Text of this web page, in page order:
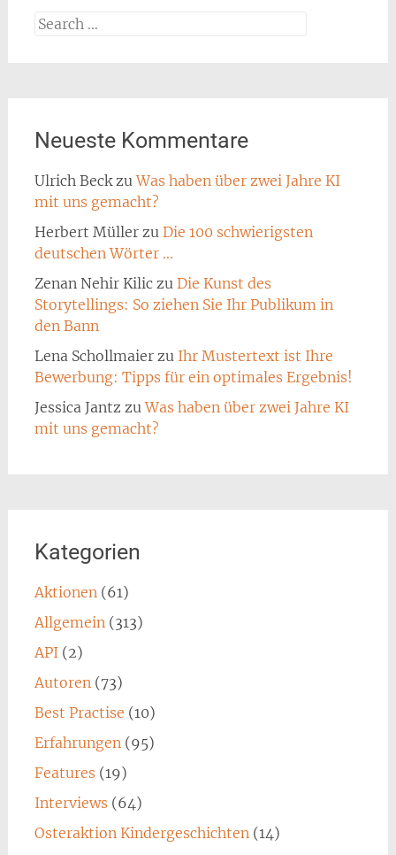
Search
Neueste Kommentare
Ulrich BeckzuWas haben über zwei Jahre KI
mit uns gemacht?
Herbert Müllerzu Die 100 schwierigsten
deutschen Wörter …
Zenan Nehir Kiliczu Die Kunst des
Storytellings: So ziehen Sie Ihr Publikum in
den Bann
Lena Schollmaierzu Ihr Mustertext ist Ihre
Bewerbung: Tipps für ein optimales Ergebnis!
Jessica Jantz zuWas haben über zwei Jahre KI
mit uns gemacht?
Kategorien
Aktionen(61)
Allgemein(313)
API(2)
Autoren(73)
Best Practise (10)
Erfahrungen(95)
Features (19)
Interviews (64)
Osteraktion Kindergeschichten(14)